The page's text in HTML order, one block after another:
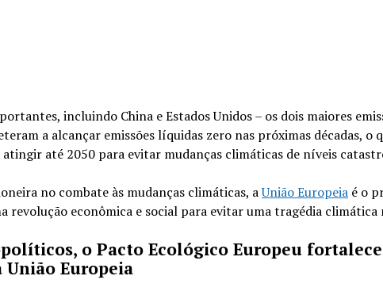
incluindo China e Estados Unidos – os dois maiores
a alcançar emissões líquidas zero nas próximas décadas, o
até 2050 para evitar mudanças climáticas de níveis
no combate às mudanças climáticas, aUnião Europeiaé o
revolução econômica e social para evitar uma tragédia climática
o Pacto Ecológico Europeu
União Europeia